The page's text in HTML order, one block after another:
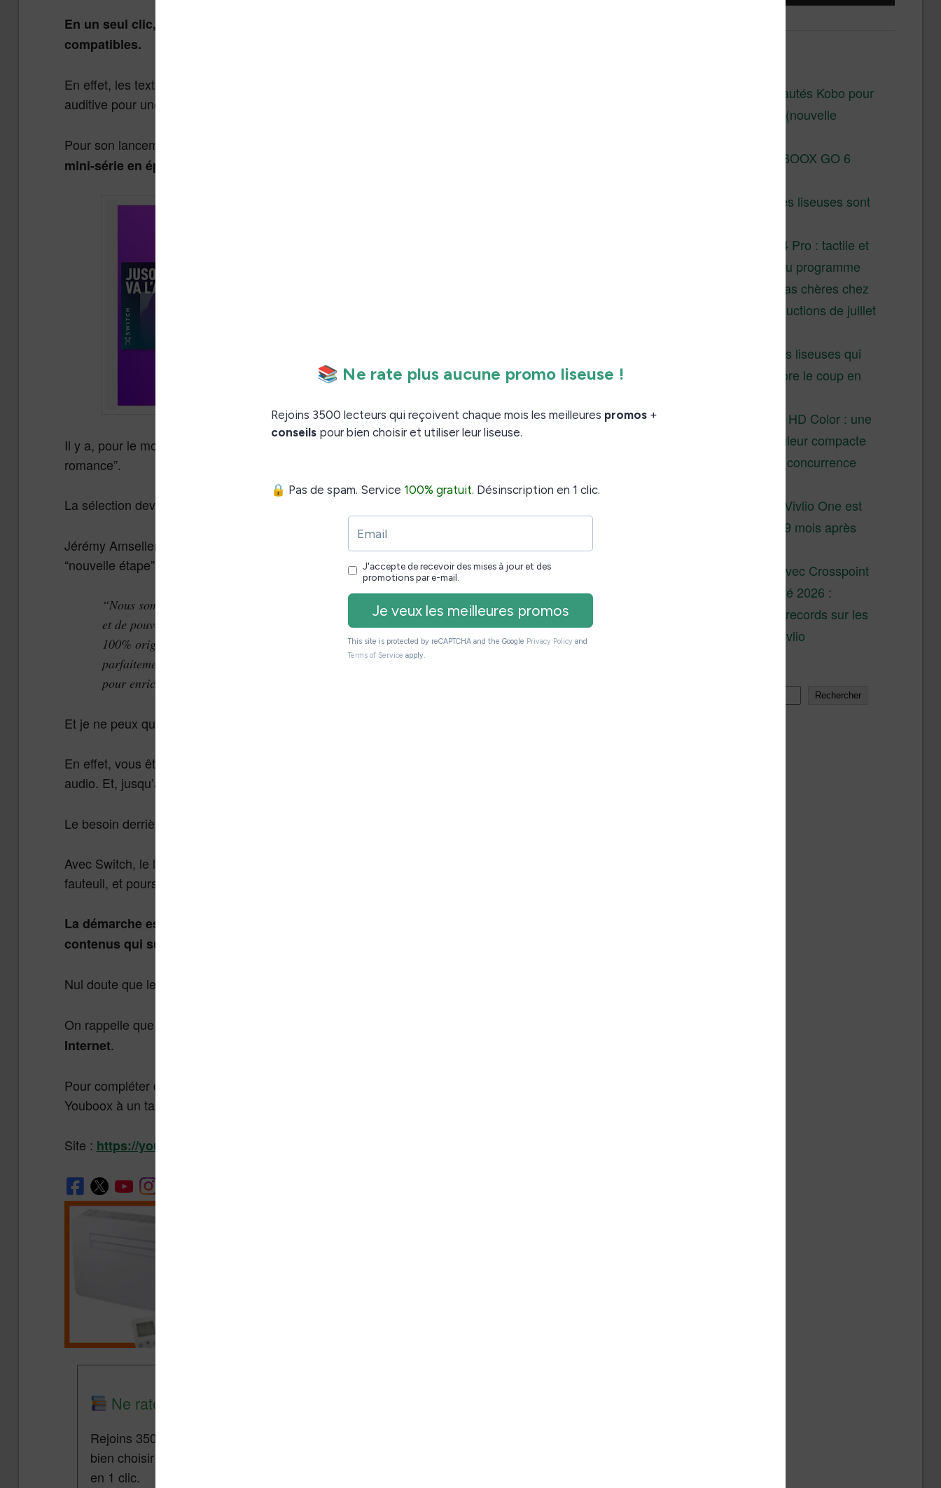
En un seul clic, vous pouvez passer de l’écoute audio à la lecture sur les textes qui sont
compatibles.
En effet, les textes sont lus par des comédiens et des musiques viennent enrichir l’expérience
auditive pour une immersion totale dans le récit.
Pour son lancement, “
mini-série en épisode.
Il y a, pour le moment, 4 histoires policières et 3 histoires du genre toujours populaire de la “new
romance”.
La sélection devrait donc convenir au plus grand nombre !
Jérémy Amsellem, directeur des contenus chez Youboox, présente son service comme une
“nouvelle étape” pour la lecture :
“Nous sommes ravis de proposer cette nouvelle génération de contenus sur notre plateforme
et de pouvoir faire vivre à nos abonnés une toute nouvelle expérience de lecture, unique et
100% originale. C’est une nouvelle étape dans l’évolution des usages de lecture, qui cadre
parfaitement avec la stratégie de Nextory Group qui vise à développer de nouveaux formats
pour enrichir le quotidien des lecteurs »
Et je ne peux que lui donner raison !
En effet, vous êtes nombreux à me contacter pour me demander comment lire le texte d’un livre
audio. Et, jusqu’à présent, cela n’était pas possible.
Le besoin derrière cela est effectivement de passer du support audio ou support texte facilement.
Avec Switch, le lecteur peut alors débuter la lecture de son livre chez lui, bien au chaud dans son
fauteuil, et poursuivre la lecture dans la voiture en basculant en mode audio.
La démarche est donc clairement la bonne même si l’on peut regretter le manque de
contenus qui supportent cette fonctionnalité.
Nul doute que le catalogue de textes compatibles va grossir dans les mois à venir.
On rappelle que
Internet.
Pour compléter cette sortie, les abonnés de l’opérateur Free pourront s’abonner au service
Youboox à un tarif préférentiel : 30 jours gratuits, puis vous serez facturés 7.99€ chaque mois.
Site : https://youboox.fr/
Ne rate plus aucune promo liseuse !
Rejoins 3500 lecteurs qui reçoivent chaque mois les meilleures promos + conseils pour
bien choisir et utiliser leur liseuse.
en 1 clic.
Les nouveautés Kobo pour
la fin 2026 (nouvelle
Test de la BOOX GO 6
Pourquoi les liseuses sont
XTEINK X4 Pro : tactile et
éclairage au programme
Liseuses pas chères chez
Vivlio – réductions de juillet
3 anciennes liseuses qui
valent encore le coup en
Vivlio Light HD Color : une
liseuse couleur compacte
à prix défiant toute concurrence
La liseuse Vivlio One est
un succès 9 mois après
XTEINK X4 : test avec Crosspoint
Soldes d’été 2026 :
réductions records sur les
liseuses Kobo et Vivlio
Rechercher